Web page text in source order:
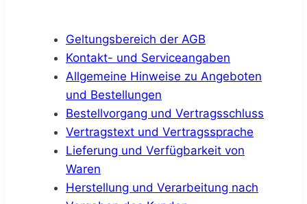
Geltungsbereich der AGB
Kontakt- und Serviceangaben
Allgemeine Hinweise zu Angeboten
und Bestellungen
Bestellvorgang und Vertragsschluss
Vertragstext und Vertragssprache
Lieferung und Verfügbarkeit von
Waren
Herstellung und Verarbeitung nach